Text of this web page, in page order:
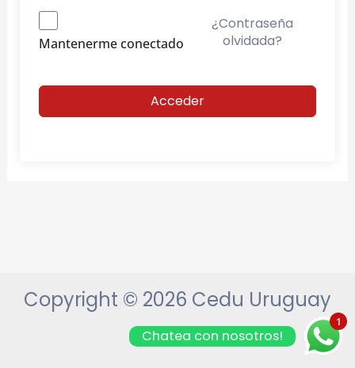
Mantenerme conectado
¿Contraseña
olvidada?
Acceder
Copyright © 2026 Cedu Uruguay
1
Chatea con nosotros!